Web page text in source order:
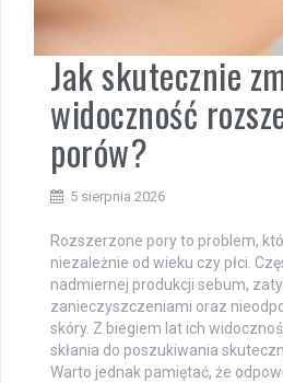
Jak skutecznie
widoczność
porów?
5 sierpnia 2026
Rozszerzone pory to problem,
niezależnie od wieku czy płci.
nadmiernej produkcji sebum,
zanieczyszczeniami oraz
skóry. Z biegiem lat ich
skłania do poszukiwania
Warto jednak pamiętać, że